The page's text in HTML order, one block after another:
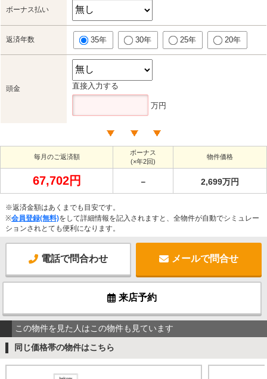
ボーナス払い
返済年数 35年 30年 25年 20年
頭金 直接入力する
万円
毎月のご返済額
ボーナス
(×年2回)
物件価格
67,702円 － 2,699万円
※返済金額はあくまでも目安です。
※会員登録(無料)をして詳細情報を記入されますと、全物件が自動でシミュレー
ションされとても便利になります。
電話で問合わせ メールで問合せ
来店予約
この物件を見た人はこの物件も見ています
同じ価格帯の物件はこちら